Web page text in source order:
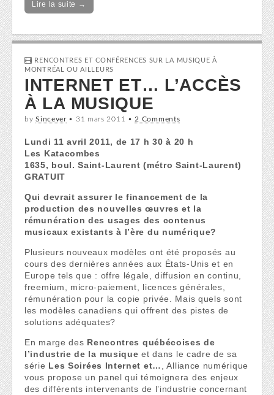
Lire la suite →
RENCONTRES ET CONFÉRENCES SUR LA MUSIQUE À
MONTRÉAL OU AILLEURS
INTERNET ET… L’ACCÈS
À LA MUSIQUE
bySincever• 31 mars 2011 • 2 Comments
Lundi 11 avril 2011, de 17 h 30 à 20 h
Les Katacombes
1635, boul. Saint-Laurent (métro Saint-Laurent)
GRATUIT
Qui devrait assurer le financement de la
production des nouvelles œuvres et la
rémunération des usages des contenus
musicaux existants à l’ère du numérique?
Plusieurs nouveaux modèles ont été proposés au
cours des dernières années aux États-Unis et en
Europe tels que : offre légale, diffusion en continu,
freemium, micro-paiement, licences générales,
rémunération pour la copie privée. Mais quels sont
les modèles canadiens qui offrent des pistes de
solutions adéquates?
En marge des Rencontres québécoises de
l’industrie de la musiqueet dans le cadre de sa
série Les Soirées Internet et…
, Alliance numérique
vous propose un panel qui témoignera des enjeux
des différents intervenants de l’industrie concernant